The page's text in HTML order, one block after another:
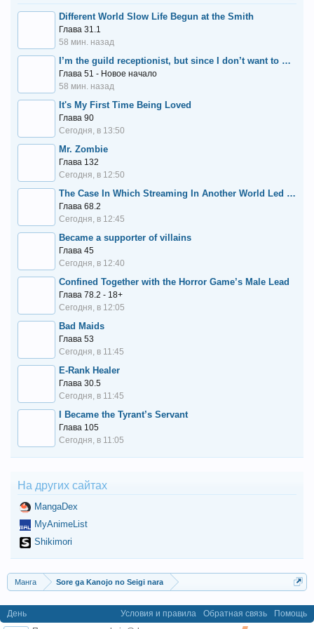
Different World Slow Life Begun at the Smith
Глава 31.1
58 мин. назад
I’m the guild receptionist, but since I don’t want to work overtime, I think I’ll just solo the boss
Глава 51 - Новое начало
58 мин. назад
It's My First Time Being Loved
Глава 90
Сегодня, в 13:50
Mr. Zombie
Глава 132
Сегодня, в 12:50
The Case In Which Streaming In Another World Led To The Creation Of A Massive Yandere Following
Глава 68.2
Сегодня, в 12:45
Became a supporter of villains
Глава 45
Сегодня, в 12:40
Confined Together with the Horror Game’s Male Lead
Глава 78.2 - 18+
Сегодня, в 12:05
Bad Maids
Глава 53
Сегодня, в 11:45
E-Rank Healer
Глава 30.5
Сегодня, в 11:45
I Became the Tyrant’s Servant
Глава 105
Сегодня, в 11:05
На других сайтах
MangaDex
MyAnimeList
Shikimori
Манга Sore ga Kanojo no Seigi nara
День Условия и правила Обратная связь
Помощь